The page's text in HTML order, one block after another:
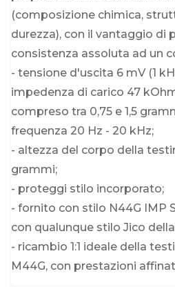
(composizione chimica,
durezza), con il vantaggio di
consistenza assoluta ad un
- tensione d'uscita 6 mV (1
impedenza di carico 47
compreso tra 0,75 e 1,5
frequenza 20 Hz - 20 kHz;
- altezza del corpo della
grammi;
- proteggi stilo incorporato;
- fornito con stilo N44G IMP
con qualunque stilo Jico
- ricambio 1:1 ideale della
M44G, con prestazioni